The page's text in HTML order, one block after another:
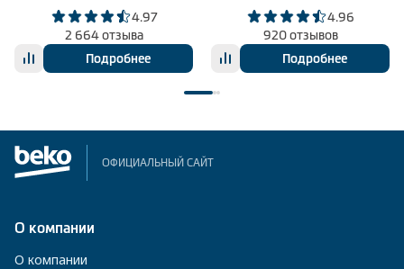
4.97
2 664 отзыва
Подробнее
4.96
920 отзывов
Подробнее
ОФИЦИАЛЬНЫЙ САЙТ
О компании
О компании